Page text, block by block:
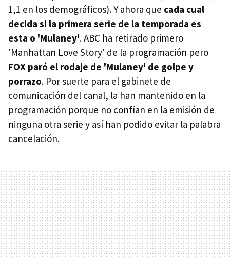
1,1 en los demográficos). Y ahora que cada cual
decida si la primera serie de la temporada es
esta o 'Mulaney'. ABC ha retirado primero
'Manhattan Love Story' de la programación pero
FOX paró el rodaje de 'Mulaney' de golpe y
porrazo. Por suerte para el gabinete de
comunicación del canal, la han mantenido en la
programación porque no confían en la emisión de
ninguna otra serie y así han podido evitar la palabra
cancelación.